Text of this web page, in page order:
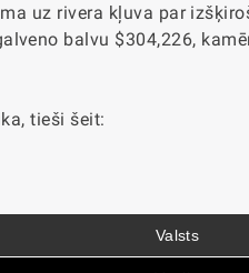
uz rivera kļuva par
balvu $304,226,
tieši šeit:
Valsts